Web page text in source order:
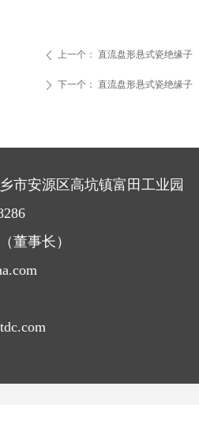
ꄴ 上一个： 直流盘形悬式瓷绝缘子
ꄲ 下一个： 直流盘形悬式瓷绝缘子
市安源区高坑镇富田工业园
董事长）